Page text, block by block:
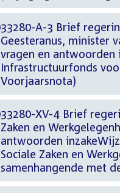
33280-A-3 Brief
Geesteranus, minister
vragen en antwoorden
Infrastructuurfonds
Voorjaarsnota)
33280-XV-4 Brief
Zaken en
antwoorden
Sociale Zaken en
samenhangende met